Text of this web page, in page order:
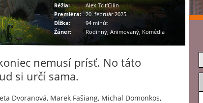
Réžia:
Alex Tcit‘Cilin
Premiéra: 20. február 2025
Dĺžka:
94 minút
Žáner:
Rodinný, Animovaný, Komédia
nemusí prísť. No táto
si určí sama.
Dvoranová, Marek Fašiang, Michal Domonkos,